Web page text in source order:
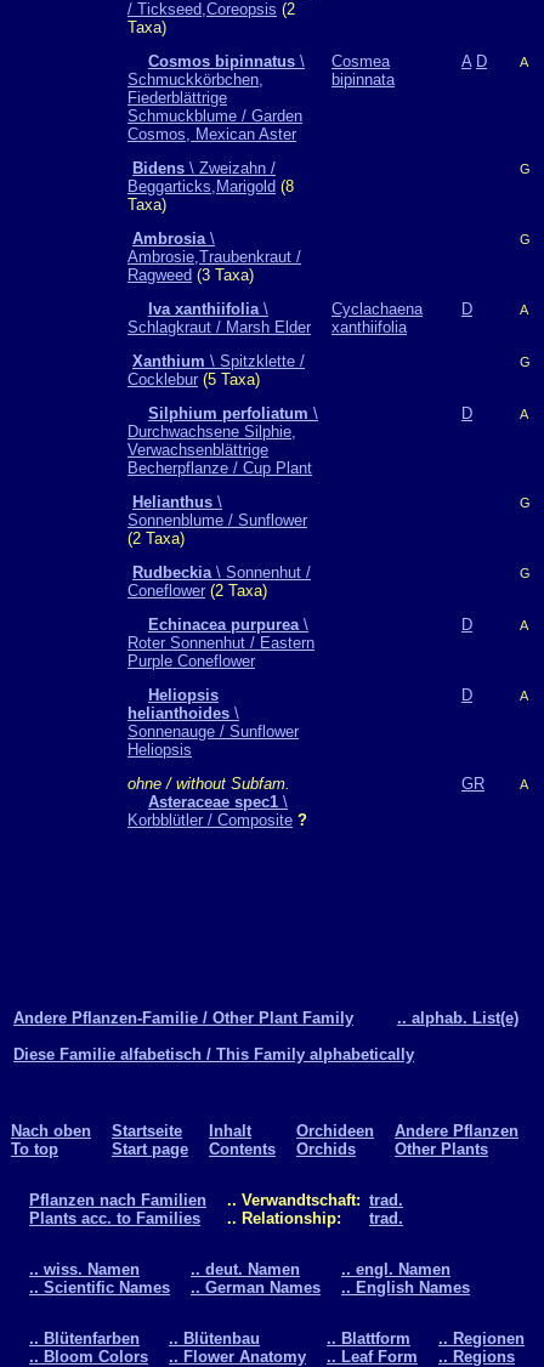
/ Tickseed,Coreopsis (2
Taxa)
Cosmos bipinnatus \
Schmuckkörbchen,
Fiederblättrige
Schmuckblume / Garden
Cosmos, Mexican Aster
Cosmea
bipinnata
A D A
Bidens \ Zweizahn /
Beggarticks,Marigold (8
Taxa)
G
Ambrosia\
Ambrosie,Traubenkraut /
Ragweed (3 Taxa)
G
Iva xanthiifolia\
Schlagkraut / Marsh Elder
Cyclachaena
xanthiifolia
D A
Xanthium \ Spitzklette /
Cocklebur (5 Taxa)
G
Silphium perfoliatum \
Durchwachsene Silphie,
Verwachsenblättrige
Becherpflanze / Cup Plant
D A
Helianthus \
Sonnenblume / Sunflower
(2 Taxa)
G
Rudbeckia\ Sonnenhut /
Coneflower (2 Taxa)
G
Echinacea purpurea\
Roter Sonnenhut / Eastern
Purple Coneflower
D A
Heliopsis
helianthoides \
Sonnenauge / Sunflower
Heliopsis
D A
ohne / without Subfam.
Asteraceae spec1 \
Korbblütler / Composite ?
GR A
Andere Pflanzen-Familie / Other Plant Family
.. alphab. List(e)
Diese Familie alfabetisch / This Family alphabetically
Nach oben
To top
Startseite
Start page
Inhalt
Contents
Orchideen
Orchids
Andere Pflanzen
Other Plants
Pflanzen nach Familien
Plants acc. to Families
.. Verwandtschaft:
.. Relationship:
trad.
trad.
.. wiss. Namen
.. Scientific Names
.. deut. Namen
.. German Names
.. engl. Namen
.. English Names
.. Blütenfarben
.. Bloom Colors
.. Blütenbau
.. Flower Anatomy
.. Blattform
.. Leaf Form
.. Regionen
.. Regions